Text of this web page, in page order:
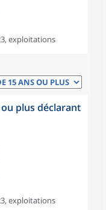
exploitations
ou plus déclarant
exploitations